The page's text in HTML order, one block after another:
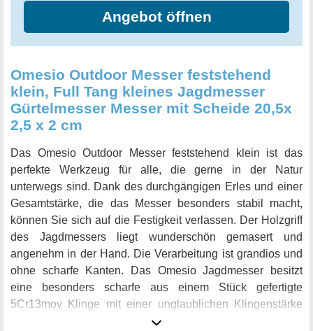
Angebot öffnen
Omesio Outdoor Messer feststehend
klein, Full Tang kleines Jagdmesser
Gürtelmesser Messer mit Scheide 20,5x
2,5 x 2 cm
Das Omesio Outdoor Messer feststehend klein ist das
perfekte Werkzeug für alle, die gerne in der Natur
unterwegs sind. Dank des durchgängigen Erles und einer
Gesamtstärke, die das Messer besonders stabil macht,
können Sie sich auf die Festigkeit verlassen. Der Holzgriff
des Jagdmessers liegt wunderschön gemasert und
angenehm in der Hand. Die Verarbeitung ist grandios und
ohne scharfe Kanten. Das Omesio Jagdmesser besitzt
eine besonders scharfe aus einem Stück gefertigte
5Cr13mov Klinge mit einer unglaublichen Klingenstärke
von 4 mm. Das Ganzstahlmesser lässt kurzen Prozess mit